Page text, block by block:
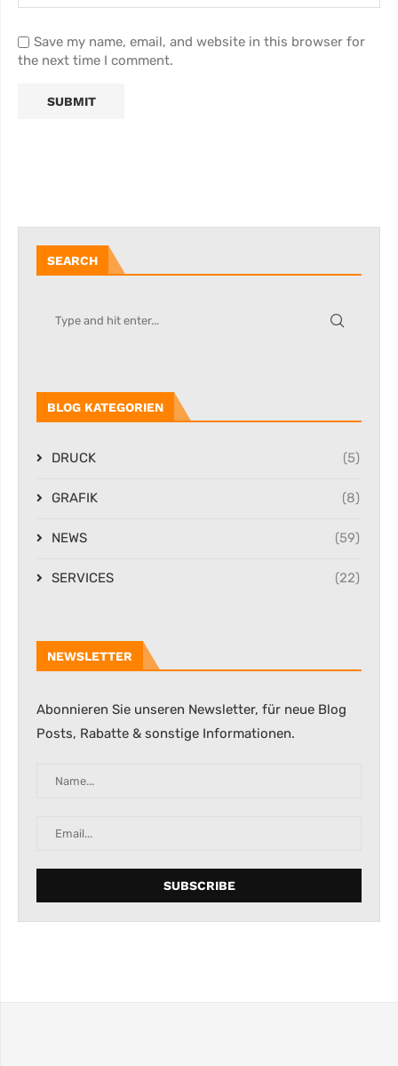
Save my name, email, and website in this browser for
the next time I comment.
SEARCH
BLOG KATEGORIEN
DRUCK (5)
GRAFIK (8)
NEWS (59)
SERVICES (22)
NEWSLETTER
Abonnieren Sie unseren Newsletter, für neue Blog
Posts, Rabatte & sonstige Informationen.